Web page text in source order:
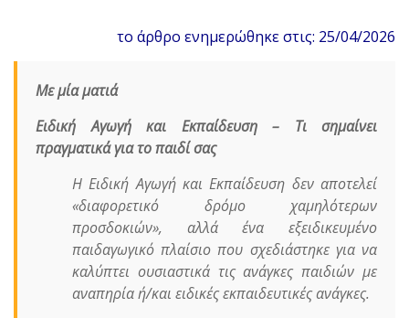
το άρθρο ενημερώθηκε στις: 25/04/2026
Με μία ματιά
Ειδική Αγωγή και Εκπαίδευση – Τι σημαίνει
πραγματικά για το παιδί σας
Η Ειδική Αγωγή και Εκπαίδευση δεν αποτελεί
«διαφορετικό δρόμο χαμηλότερων
προσδοκιών», αλλά ένα εξειδικευμένο
παιδαγωγικό πλαίσιο που σχεδιάστηκε για να
καλύπτει ουσιαστικά τις ανάγκες παιδιών με
αναπηρία ή/και ειδικές εκπαιδευτικές ανάγκες.